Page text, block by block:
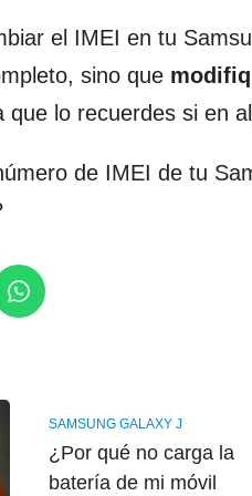
el IMEI en tu
sino que
que lo recuerdes si en
de IMEI de tu
SAMSUNG GALAXY J
¿Por qué no carga la
batería de mi móvil